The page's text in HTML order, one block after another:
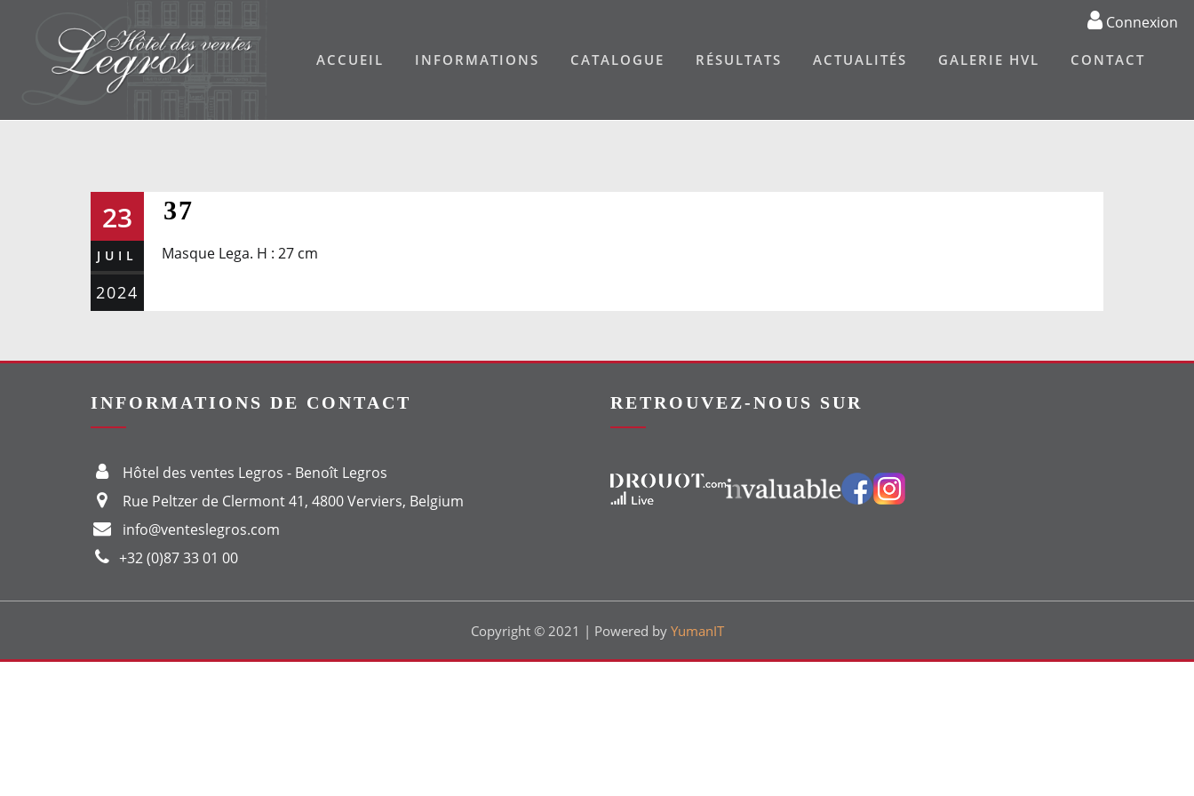
ACCUEIL INFORMATIONS CATALOGUE RÉSULTATS ACTUALITÉS GALERIE HVL CONTACT
Connexion
23
JUIL
2024
37
Masque Lega. H : 27 cm
INFORMATIONS DE CONTACT
Hôtel des ventes Legros - Benoît Legros
Rue Peltzer de Clermont 41, 4800 Verviers, Belgium
info@venteslegros.com
+32 (0)87 33 01 00
RETROUVEZ-NOUS SUR
Vers le site Drouot Vers le site Invaluable Vers notre groupe Facebook Vers notre page Instagram
Copyright © 2021 | Powered by YumanIT